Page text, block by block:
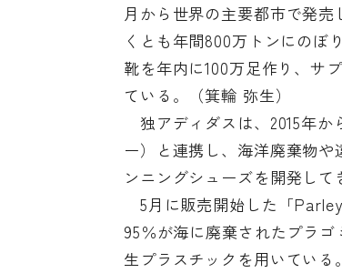
月から世界の主要都市で発
くとも年間800万トンにのぼ
靴を年内に100万足作り、サ
ている。（箕輪 弥生）
独アディダスは、2015年
ー）と連携し、海洋廃棄物
ンニングシューズを開発して
5月に販売開始した「
95％が海に廃棄されたプラ
生プラスチックを用いてい